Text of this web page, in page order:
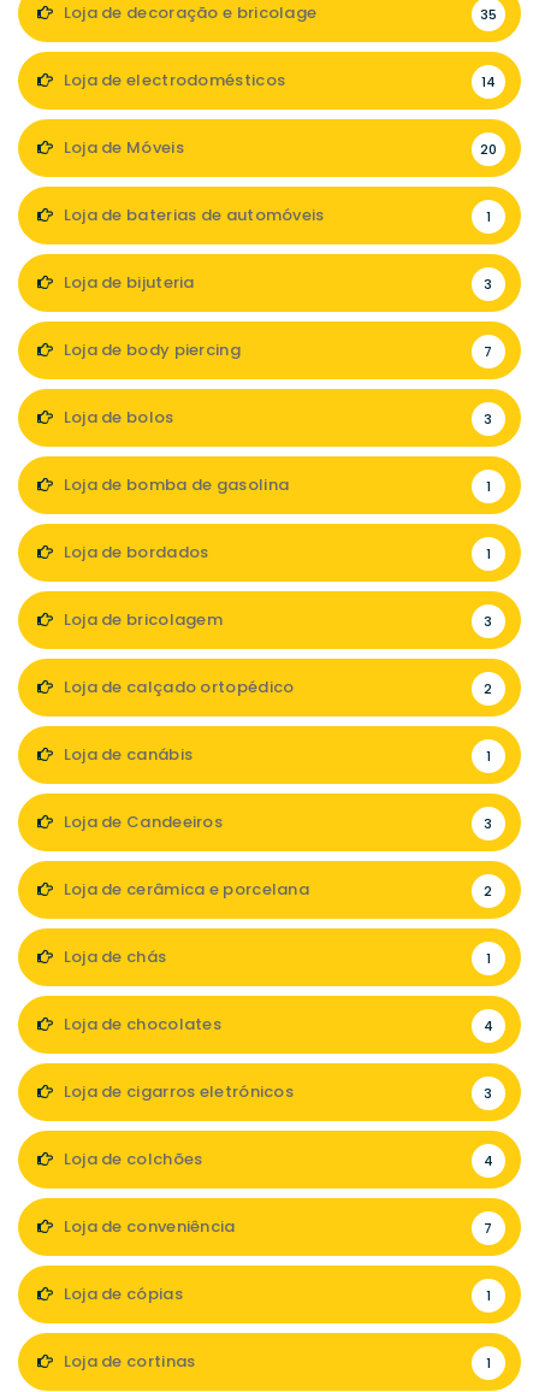
Loja de decoração e bricolage 35
Loja de electrodomésticos 14
Loja de Móveis 20
Loja de baterias de automóveis 1
Loja de bijuteria 3
Loja de body piercing 7
Loja de bolos 3
Loja de bomba de gasolina 1
Loja de bordados 1
Loja de bricolagem 3
Loja de calçado ortopédico 2
Loja de canábis 1
Loja de Candeeiros 3
Loja de cerâmica e porcelana 2
Loja de chás 1
Loja de chocolates 4
Loja de cigarros eletrónicos 3
Loja de colchões 4
Loja de conveniência 7
Loja de cópias 1
Loja de cortinas 1